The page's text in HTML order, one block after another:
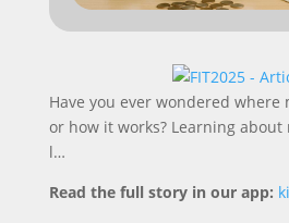
Have you ever wondered where
or how it works? Learning about
l…
Read the full story in our app: